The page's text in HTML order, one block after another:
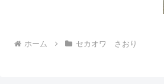
ホーム セカオワ さおり